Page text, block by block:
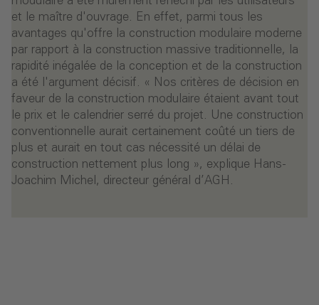
et le maître d'ouvrage. En effet, parmi tous les
avantages qu'offre la construction modulaire moderne
par rapport à la construction massive traditionnelle, la
rapidité inégalée de la conception et de la construction
a été l'argument décisif. « Nos critères de décision en
faveur de la construction modulaire étaient avant tout
le prix et le calendrier serré du projet. Une construction
conventionnelle aurait certainement coûté un tiers de
plus et aurait en tout cas nécessité un délai de
construction nettement plus long », explique Hans-
Joachim Michel, directeur général d’AGH.